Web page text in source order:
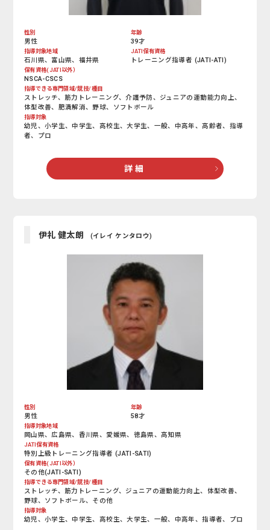
性別
男性
年齢
39才
指導対象地域
石川県、富山県、福井県
JATI保有資格
トレーニング指導者 (JATI-ATI)
保有資格(JATI以外）
NSCA-CSCS
指導できる専門領域/競技/種目
ストレッチ、筋力トレーニング、介護予防、ジュニアの運動能力向上、
体型改善、肥満解消、野球、ソフトボール
指導対象
幼児、小学生、中学生、高校生、大学生、一般、中高年、高齢者、指導
者、プロ
詳 細
伊礼 健太朗 (イレイ ケンタロウ)
性別
男性
年齢
58才
指導対象地域
岡山県、広島県、香川県、愛媛県、徳島県、高知県
JATI保有資格
特別上級トレーニング指導者 (JATI-SATI)
保有資格(JATI以外）
その他(JATI-SATI)
指導できる専門領域/競技/種目
ストレッチ、筋力トレーニング、ジュニアの運動能力向上、体型改善、
野球、ソフトボール、その他
指導対象
幼児、小学生、中学生、高校生、大学生、一般、中高年、指導者、プロ